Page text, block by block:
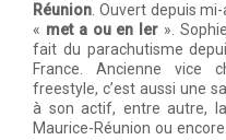
Réunion . Ouvert depuis
« met a ou en ler ».
fait du parachutisme
France. Ancienne vice
freestyle, c’est aussi une
à son actif, entre autre,
Maurice-Réunion ou